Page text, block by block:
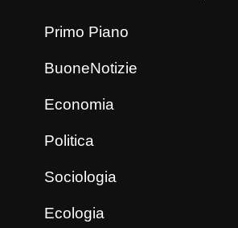
Primo Piano
BuoneNotizie
Economia
Politica
Sociologia
Ecologia